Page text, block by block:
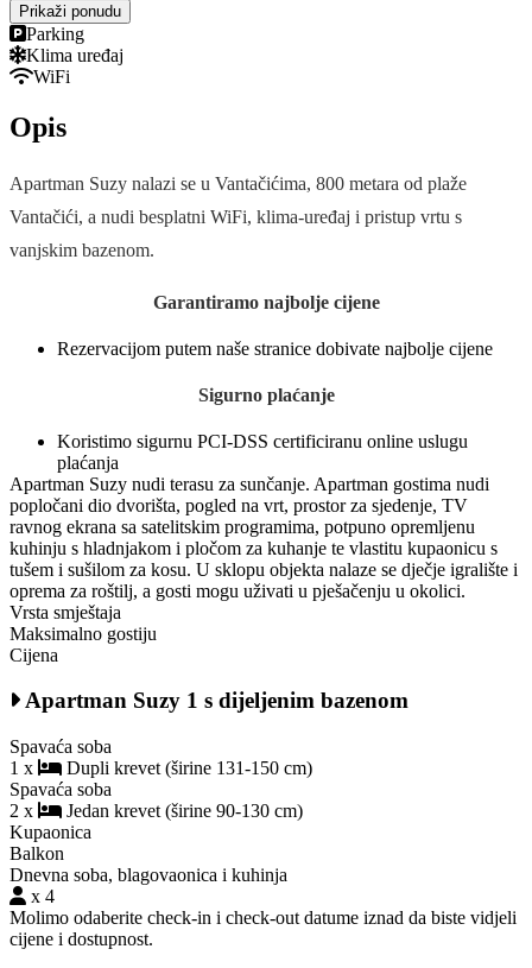
Prikaži ponudu
Parking
Klima uređaj
WiFi
Opis
Apartman Suzy nalazi se u Vantačićima, 800 metara od plaže
Vantačići, a nudi besplatni WiFi, klima-uređaj i pristup vrtu s
vanjskim bazenom.
Garantiramo najbolje cijene
Rezervacijom putem naše stranice dobivate najbolje cijene
Sigurno plaćanje
Koristimo sigurnu PCI-DSS certificiranu online uslugu
plaćanja
Apartman Suzy nudi terasu za sunčanje. Apartman gostima nudi
popločani dio dvorišta, pogled na vrt, prostor za sjedenje, TV
ravnog ekrana sa satelitskim programima, potpuno opremljenu
kuhinju s hladnjakom i pločom za kuhanje te vlastitu kupaonicu s
tušem i sušilom za kosu. U sklopu objekta nalaze se dječje igralište i
oprema za roštilj, a gosti mogu uživati u pješačenju u okolici.
Vrsta smještaja
Maksimalno gostiju
Cijena
Apartman Suzy 1 s dijeljenim bazenom
Spavaća soba
1 x
Dupli krevet (širine 131-150 cm)
Spavaća soba
2 x
Jedan krevet (širine 90-130 cm)
Kupaonica
Balkon
Dnevna soba, blagovaonica i kuhinja
x 4
Molimo odaberite check-in i check-out datume iznad da biste vidjeli
cijene i dostupnost.